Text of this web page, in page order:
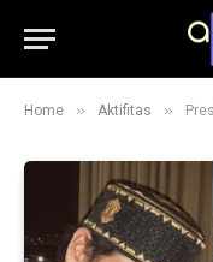
Home » Aktifitas »